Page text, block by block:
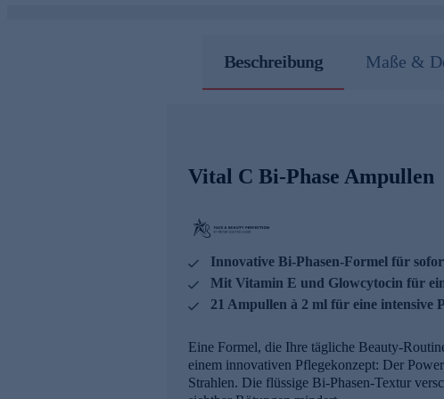
Beschreibung Maße &
Vital C Bi-Phase Ampullen
Innovative Bi-Phasen-Formel für
Mit Vitamin E und Glowcytocin für
21 Ampullen à 2 ml für eine intensive
Eine Formel, die Ihre tägliche Beauty-
einem innovativen Pflegekonzept: Der
Strahlen. Die flüssige Bi-Phasen-Textur